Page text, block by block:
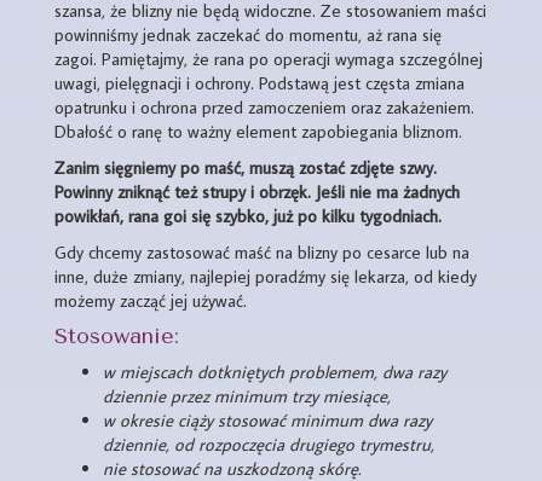
szansa, że blizny nie będą widoczne. Ze stosowaniem maści
powinniśmy jednak zaczekać do momentu, aż rana się
zagoi. Pamiętajmy, że rana po operacji wymaga szczególnej
uwagi, pielęgnacji i ochrony. Podstawą jest częsta zmiana
opatrunku i ochrona przed zamoczeniem oraz zakażeniem.
Dbałość o ranę to ważny element zapobiegania bliznom.
Zanim sięgniemy po maść, muszą zostać zdjęte szwy.
Powinny zniknąć też strupy i obrzęk. Jeśli nie ma żadnych
powikłań, rana goi się szybko, już po kilku tygodniach.
Gdy chcemy zastosować maść na blizny po cesarce lub na
inne, duże zmiany, najlepiej poradźmy się lekarza, od kiedy
możemy zacząć jej używać.
Stosowanie:
w miejscach dotkniętych problemem, dwa razy
dziennie przez minimum trzy miesiące,
w okresie ciąży stosować minimum dwa razy
dziennie, od rozpoczęcia drugiego trymestru,
nie stosować na uszkodzoną skórę.